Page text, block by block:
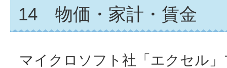
14 物価・家計・賃金
マイクロソフト社「エクセル